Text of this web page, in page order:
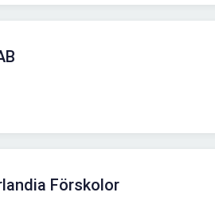
Förskolor